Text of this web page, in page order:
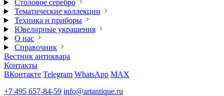
Столовое серебро
Тематические коллекции
Техника и приборы
Ювелирные украшения
О нас
Справочник
Вестник антиквара
Контакты
ВКонтакте Telegram WhatsApp MAX
+7 495 657-84-59 info@artantique.ru